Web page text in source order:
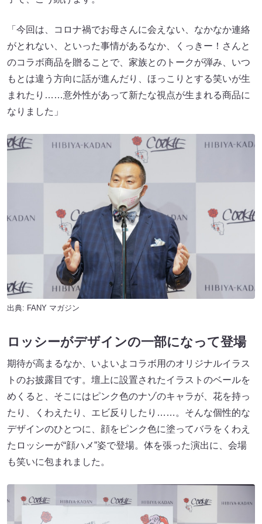
「今回は、コロナ禍でお母さんに会えない、なかなか連絡
がとれない、といった事情があるなか、くっきー！さんと
のコラボ商品を贈ることで、家族とのトークが弾み、いつ
もとは違う方向に話が進んだり、ほっこりとする笑いが生
まれたり……意外性があって新たな視点が生まれる商品に
なりました」
出典: FANY マガジン
ロッシーがデザインの一部になって登場
期待が高まるなか、いよいよコラボ用のオリジナルイラス
トのお披露目です。壇上に設置されたイラストのベールを
めくると、そこにはピンク色のナゾのキャラが、花を持っ
たり、くわえたり、エビ反りしたり……。そんな個性的な
デザインのひとつに、顔をピンク色に塗ってバラをくわえ
たロッシーが“顔ハメ”姿で登場。体を張った演出に、会場
も笑いに包まれました。